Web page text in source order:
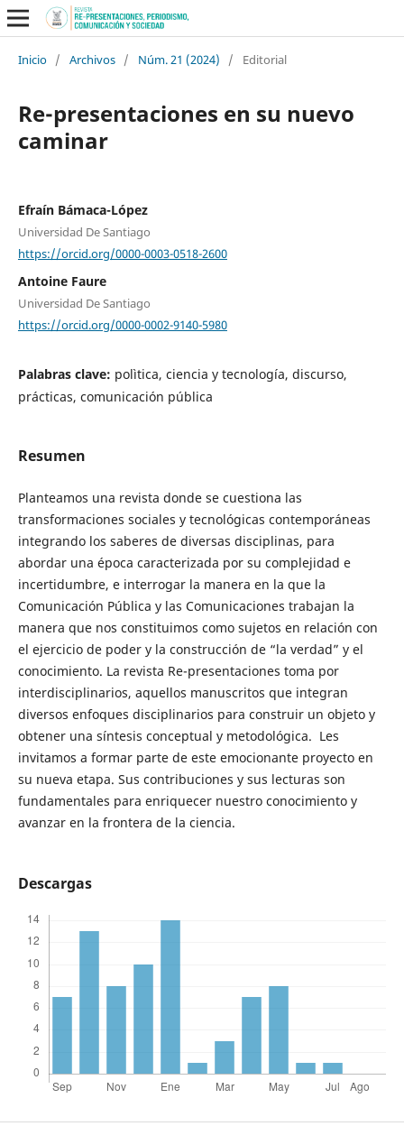
Inicio / Archivos / Núm. 21 (2024) / Editorial
Re-presentaciones en su nuevo
caminar
Efraín Bámaca-López
Universidad De Santiago
https://orcid.org/0000-0003-0518-2600
Antoine Faure
Universidad De Santiago
https://orcid.org/0000-0002-9140-5980
Palabras clave: polìtica, ciencia y tecnología, discurso,
prácticas, comunicación pública
Resumen
Planteamos una revista donde se cuestiona las
transformaciones sociales y tecnológicas contemporáneas
integrando los saberes de diversas disciplinas, para
abordar una época caracterizada por su complejidad e
incertidumbre, e interrogar la manera en la que la
Comunicación Pública y las Comunicaciones trabajan la
manera que nos constituimos como sujetos en relación con
el ejercicio de poder y la construcción de “la verdad” y el
conocimiento. La revista Re-presentaciones toma por
interdisciplinarios, aquellos manuscritos que integran
diversos enfoques disciplinarios para construir un objeto y
obtener una síntesis conceptual y metodológica. Les
invitamos a formar parte de este emocionante proyecto en
su nueva etapa. Sus contribuciones y sus lecturas son
fundamentales para enriquecer nuestro conocimiento y
avanzar en la frontera de la ciencia.
Descargas